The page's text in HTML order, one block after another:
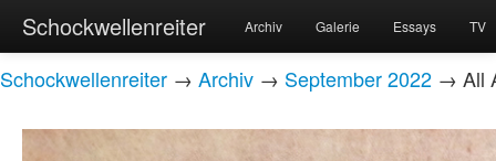
Schockwellenreiter Archiv Galerie Essays TV
Schockwellenreiter → Archiv → September 2022 → All